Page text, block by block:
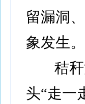
留漏洞
象发生。
秸
头“走一